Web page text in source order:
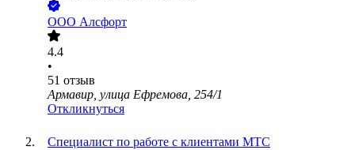
ООО Алсфорт
4.4
•
51 отзыв
Армавир, улица Ефремова, 254/1
Откликнуться
Специалист по работе с клиентами МТС